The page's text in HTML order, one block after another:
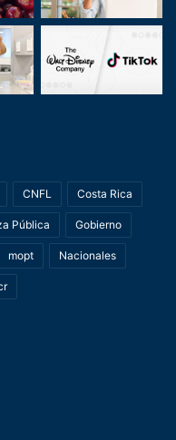
CNFL Costa Rica
Pública Gobierno
mopt Nacionales